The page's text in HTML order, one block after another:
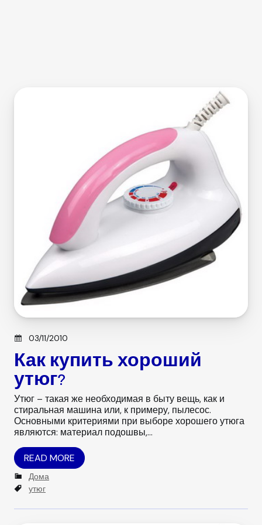
Posted on
03/11/2010
Как купить хороший
утюг?
Утюг – такая же необходимая в быту вещь, как и
стиральная машина или, к примеру, пылесос.
Основными критериями при выборе хорошего утюга
являются: материал подошвы,…
READ MORE
C
a
t
e
Дома
T
g
утюг